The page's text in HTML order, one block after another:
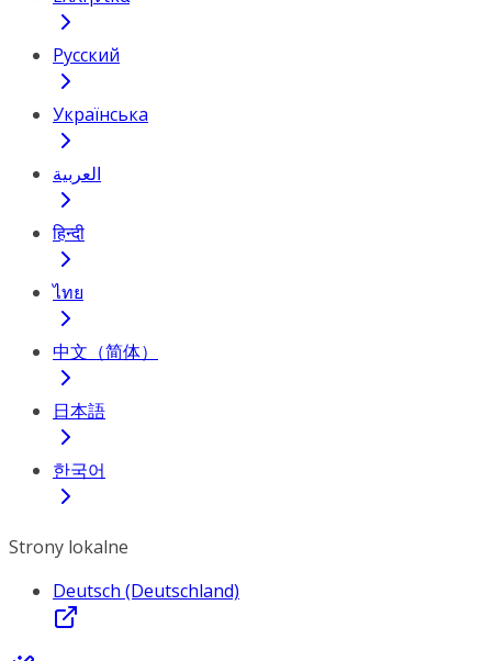
Русский
Українська
العربية
हिन्दी
ไทย
中文（简体）
日本語
한국어
Strony lokalne
Deutsch (Deutschland)